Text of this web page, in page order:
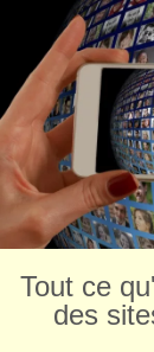
Tout ce
des